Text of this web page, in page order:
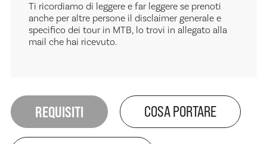
Ti ricordiamo di leggere e far leggere se prenoti
anche per altre persone il disclaimer generale e
specifico dei tour in MTB, lo trovi in allegato alla
mail che hai ricevuto.
REQUISITI COSA PORTARE